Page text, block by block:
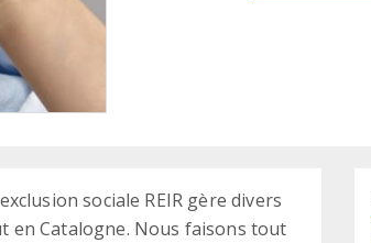
sociale REIR gère divers
en Catalogne. Nous faisons tout